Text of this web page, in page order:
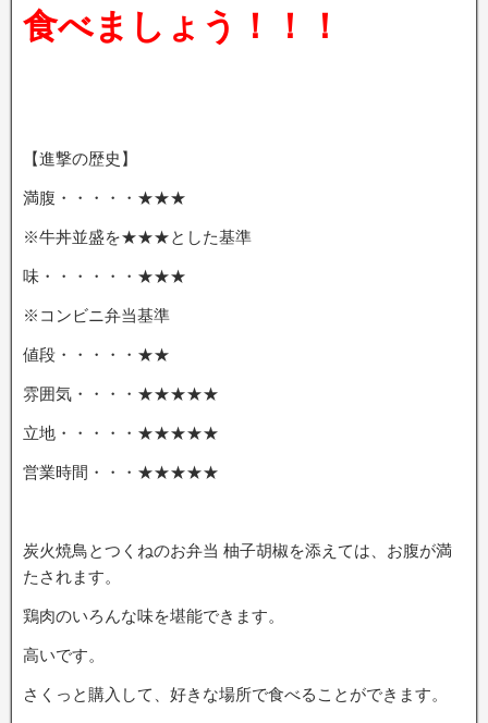
食べましょう！！！
【進撃の歴史】
満腹・・・・・★★★
※牛丼並盛を★★★とした基準
味・・・・・・★★★
※コンビニ弁当基準
値段・・・・・★★
雰囲気・・・・★★★★★
立地・・・・・★★★★★
営業時間・・・★★★★★
炭火焼鳥とつくねのお弁当 柚子胡椒を添えては、お腹が満
たされます。
鶏肉のいろんな味を堪能できます。
高いです。
さくっと購入して、好きな場所で食べることができます。